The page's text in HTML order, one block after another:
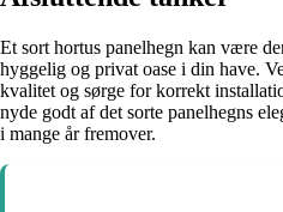
Et sort hortus panelhegn kan være
hyggelig og privat oase i din have.
kvalitet og sørge for korrekt
nyde godt af det sorte panelhegns
i mange år fremover.